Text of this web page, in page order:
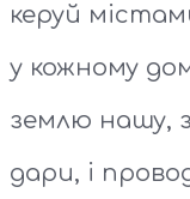
керуй
у кожному
землю нашу,
дари, і